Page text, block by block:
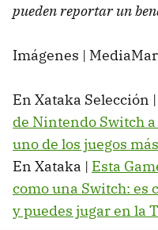
pueden reportar un
Imágenes |
En Xataka Selección |
de Nintendo Switch
uno de los juegos
En Xataka | Esta
como una Switch: es
y puedes jugar en la